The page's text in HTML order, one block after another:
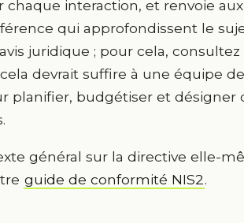
chaque interaction, et renvoie aux
qui approfondissent le
juridique ; pour cela,
devrait suffire à une équipe de
planifier, budgétiser et désigner
général sur la directive elle-
guide de conformité NIS2.